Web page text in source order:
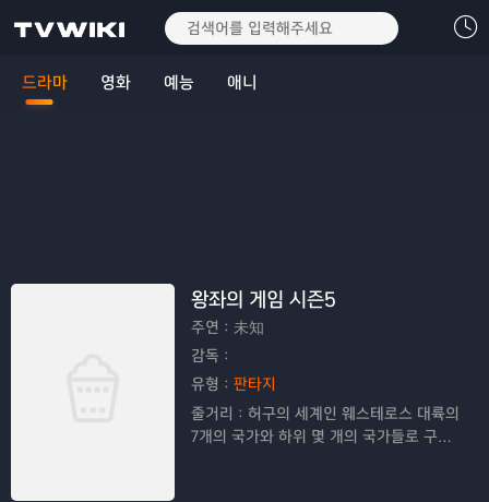
드라마 영화 예능 애니
왕좌의 게임 시즌5
주연： 未知
감독：
유형： 판타지
줄거리： 허구의 세계인 웨스테로스 대륙의
7개의 국가와 하위 몇 개의 국가들로 구성